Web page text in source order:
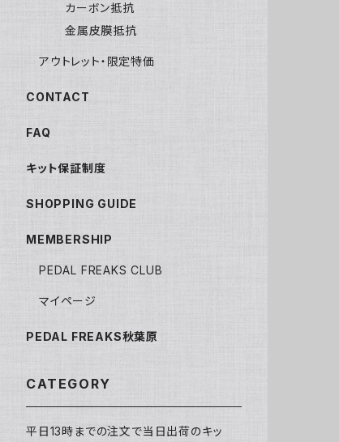
カーボン抵抗
金属皮膜抵抗
アウトレット・限定特価
CONTACT
FAQ
キット保証制度
SHOPPING GUIDE
MEMBERSHIP
PEDAL FREAKS CLUB
マイページ
PEDAL FREAKS秋葉原
CATEGORY
平日13時までの注文で当日出荷のキッ